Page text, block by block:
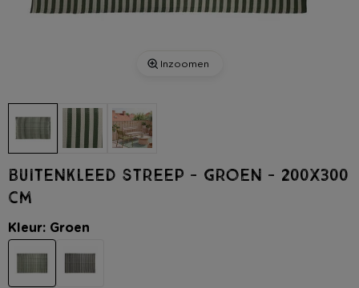
Inzoomen
Buitenkleed streep - groen - 200x300
cm
Kleur: Groen